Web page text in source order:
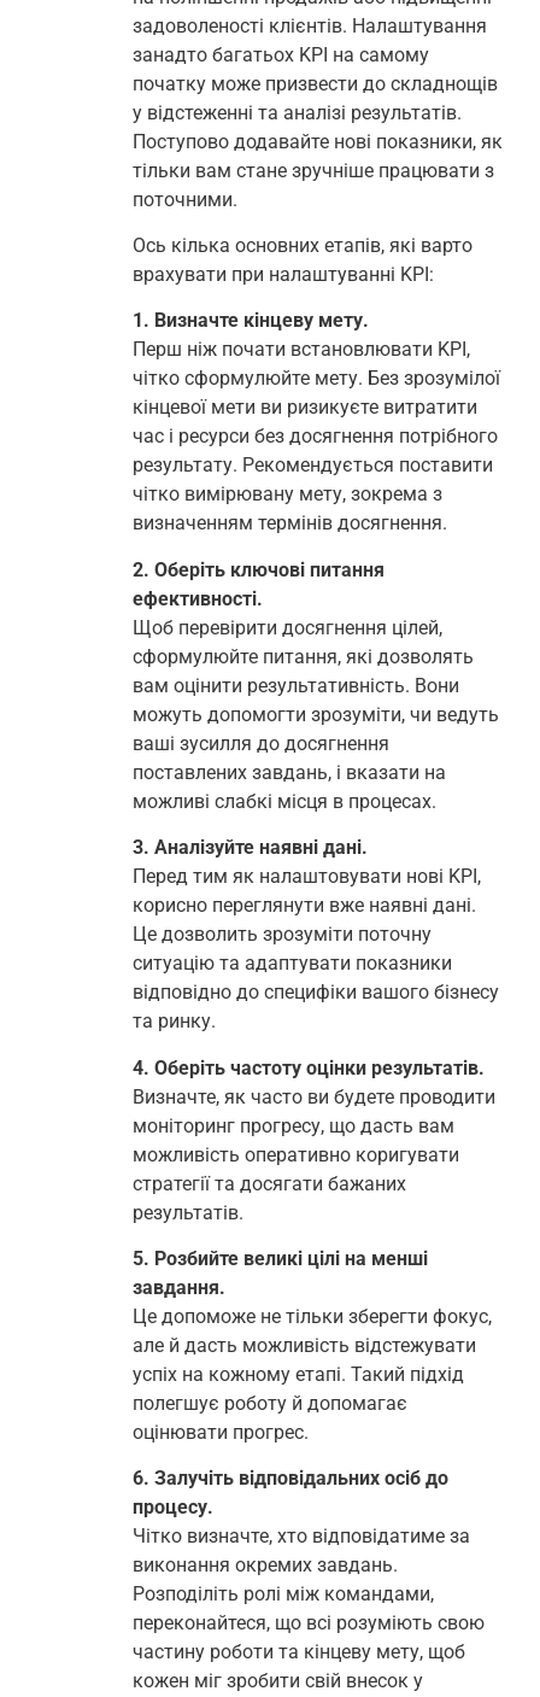
задоволеності клієнтів. Налаштування
занадто багатьох KPI на самому
початку може призвести до складнощів
у відстеженні та аналізі результатів.
Поступово додавайте нові показники, як
тільки вам стане зручніше працювати з
поточними.
Ось кілька основних етапів, які варто
врахувати при налаштуванні KPI:
1. Визначте кінцеву мету.
Перш ніж почати встановлювати KPI,
чітко сформулюйте мету. Без зрозумілої
кінцевої мети ви ризикуєте витратити
час і ресурси без досягнення потрібного
результату. Рекомендується поставити
чітко вимірювану мету, зокрема з
визначенням термінів досягнення.
2. Оберіть ключові питання
ефективності.
Щоб перевірити досягнення цілей,
сформулюйте питання, які дозволять
вам оцінити результативність. Вони
можуть допомогти зрозуміти, чи ведуть
ваші зусилля до досягнення
поставлених завдань, і вказати на
можливі слабкі місця в процесах.
3. Аналізуйте наявні дані.
Перед тим як налаштовувати нові KPI,
корисно переглянути вже наявні дані.
Це дозволить зрозуміти поточну
ситуацію та адаптувати показники
відповідно до специфіки вашого бізнесу
та ринку.
4. Оберіть частоту оцінки результатів.
Визначте, як часто ви будете проводити
моніторинг прогресу, що дасть вам
можливість оперативно коригувати
стратегії та досягати бажаних
результатів.
5. Розбийте великі цілі на менші
завдання.
Це допоможе не тільки зберегти фокус,
але й дасть можливість відстежувати
успіх на кожному етапі. Такий підхід
полегшує роботу й допомагає
оцінювати прогрес.
6. Залучіть відповідальних осіб до
процесу.
Чітко визначте, хто відповідатиме за
виконання окремих завдань.
Розподіліть ролі між командами,
переконайтеся, що всі розуміють свою
частину роботи та кінцеву мету, щоб
кожен міг зробити свій внесок у